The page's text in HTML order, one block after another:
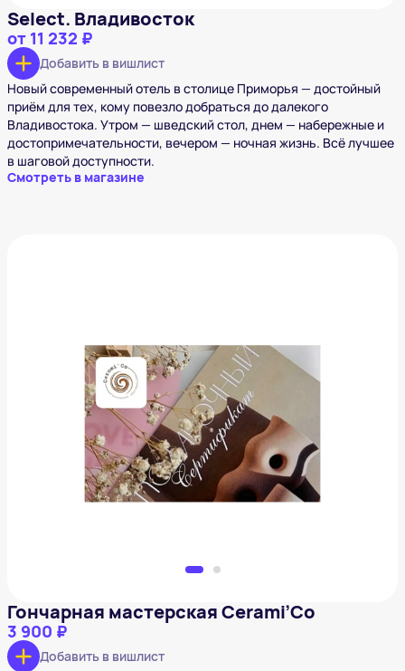
Select. Владивосток
от 11 232 ₽
Добавить в вишлист
Новый современный отель в столице Приморья — достойный
приём для тех, кому повезло добраться до далекого
Владивостока. Утром — шведский стол, днем — набережные и
достопримечательности, вечером — ночная жизнь. Всё лучшее
в шаговой доступности.
Смотреть в магазине
Гончарная мастерская Cerami’Co
3 900 ₽
Добавить в вишлист
Гончарная мастерская Cerami’Co
3 900 ₽
Добавить в вишлист